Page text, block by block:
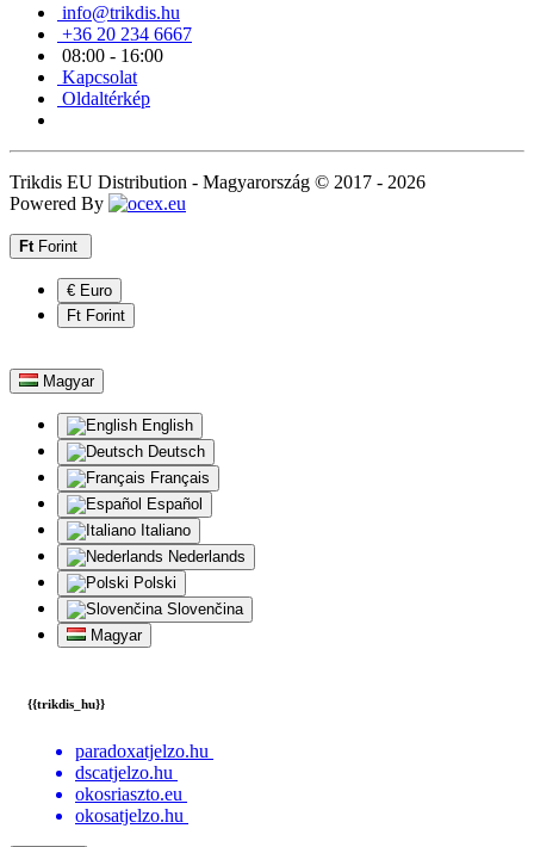
info@trikdis.hu
+36 20 234 6667
08:00 - 16:00
Kapcsolat
Oldaltérkép
Trikdis EU Distribution - Magyarország © 2017 - 2026
Powered By
Ft Forint
€ Euro
Ft Forint
Magyar
English
Deutsch
Français
Español
Italiano
Nederlands
Polski
Slovenčina
Magyar
{{trikdis_hu}}
paradoxatjelzo.hu
dscatjelzo.hu
okosriaszto.eu
okosatjelzo.hu